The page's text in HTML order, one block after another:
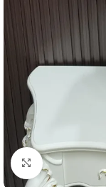
คลิกเพื่อขยาย